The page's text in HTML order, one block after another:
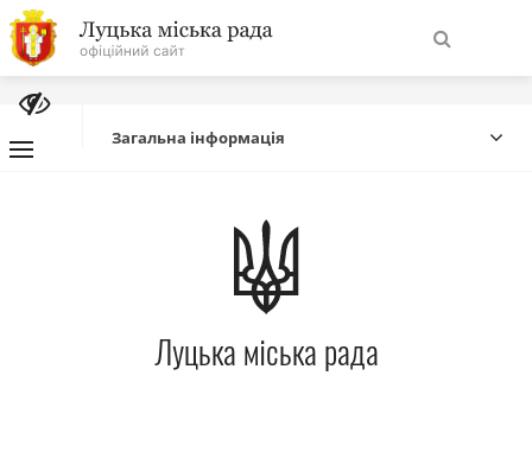
На
головну
Про місто
Міська влада
Міська рада
Загальна інформація
Луцька міська рада